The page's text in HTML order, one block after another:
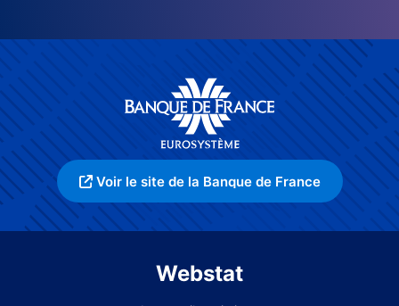
Voir le site de la Banque de France
Webstat